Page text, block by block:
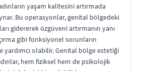
yaşam kalitesini artırmada
Bu operasyonlar, genital bölgedeki
gidererek özgüveni artırmanın yanı
gibi fonksiyonel sorunların
yardımcı olabilir. Genital bölge estetiği
hem fiziksel hem de psikolojik